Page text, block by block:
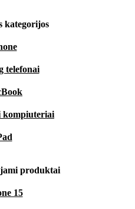
kategorijos
telefonai
kompiuteriai
produktai
15